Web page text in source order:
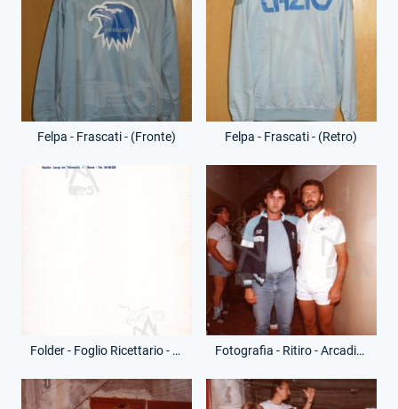
Felpa - Frascati - (Fronte) Felpa - Frascati - (Retro)
Folder - Foglio Ricettario - Renato Ziaco Fotografia - Ritiro - Arcadio Spinozzi